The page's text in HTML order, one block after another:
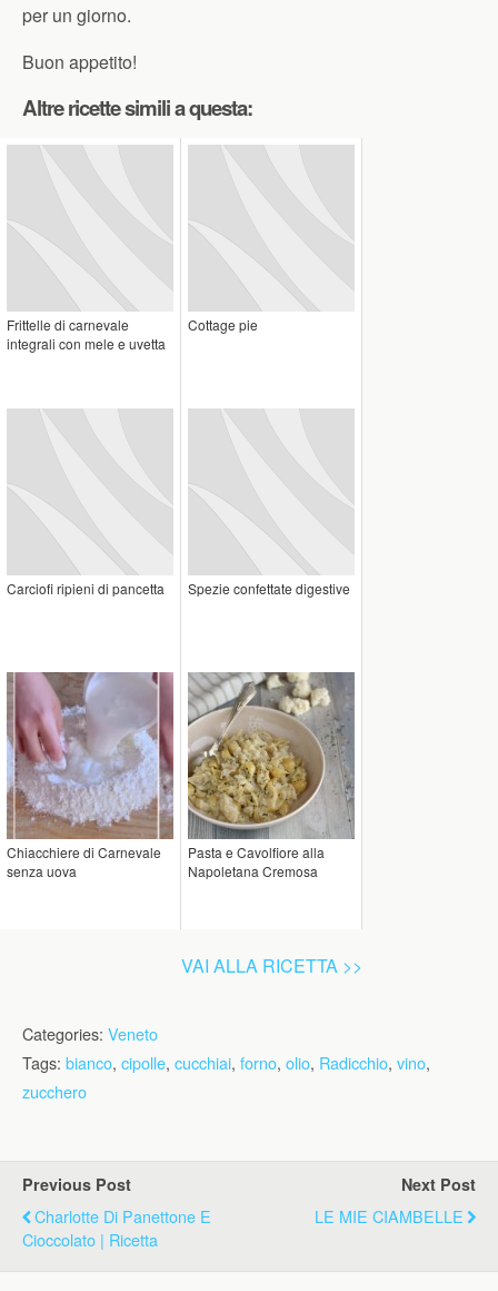
per un giorno.
Buon appetito!
Altre ricette simili a questa:
Frittelle di carnevale
integrali con mele e uvetta
Cottage pie
Carciofi ripieni di pancetta Spezie confettate digestive
Chiacchiere di Carnevale
senza uova
Pasta e Cavolfiore alla
Napoletana Cremosa
VAI ALLA RICETTA >>
Categories: Veneto
Tags: bianco, cipolle, cucchiai, forno, olio, Radicchio, vino,
zucchero
Previous Post
Charlotte Di Panettone E
Cioccolato | Ricetta
Next Post
LE MIE CIAMBELLE